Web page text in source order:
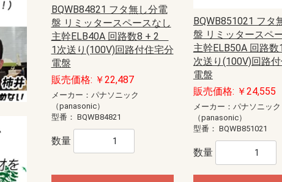
BQWB84821 フタ無し分電
盤 リミッタースペースなし
主幹ELB40A 回路数8 + 2
1次送り(100V)回路付住宅分
電盤
販売価格: ￥22,487
メーカー：パナソニック
（panasonic）
型番： BQWB84821
数量
BQWB851021 フタ
盤 リミッタースペ
主幹ELB50A 回路数
次送り(100V)回路
電盤
販売価格: ￥24,555
メーカー：パナソニック
（panasonic）
型番： BQWB851021
数量